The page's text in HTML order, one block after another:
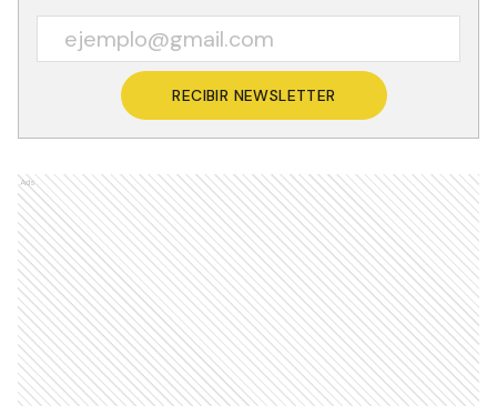
RECIBIR NEWSLETTER
Ads